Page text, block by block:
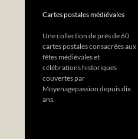
Cartes postales médiévales
Une collection de près de 60
cartes postales consacrées aux
fêtes médiévales et
célébrations historiques
couvertes par
Moyenagepassion depuis dix
ans.